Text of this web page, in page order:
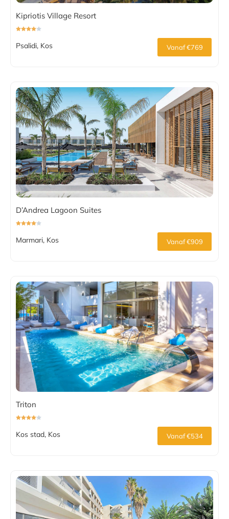
Kipriotis Village Resort
Psalidi, Kos Vanaf €769
D’Andrea Lagoon Suites
Marmari, Kos Vanaf €909
Triton
Kos stad, Kos Vanaf €534